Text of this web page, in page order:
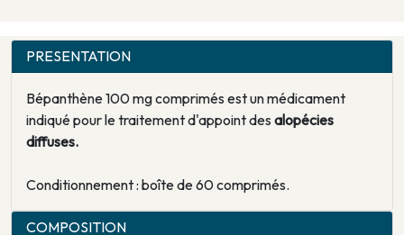
PRESENTATION
Bépanthène 100 mg comprimés est un médicament
indiqué pour le traitement d'appoint des alopécies
diffuses.
Conditionnement : boîte de 60 comprimés.
COMPOSITION